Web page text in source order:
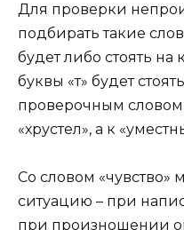
Для проверки
подбирать такие
будет либо стоять на
буквы «т» будет
проверочным словом
«хрустел», а к
Со словом
ситуацию – при
при произношении